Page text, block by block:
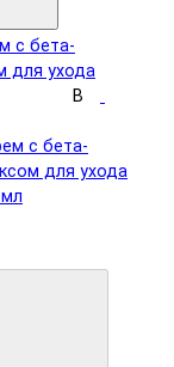
В
с бета-
для ухода